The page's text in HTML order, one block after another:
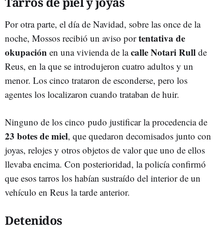
Por otra parte, el día de Navidad, sobre las once de la
noche, Mossos recibió un aviso portentativa de
okupación en una vivienda de lacalle Notari Rull de
Reus, en la que se introdujeron cuatro adultos y un
menor. Los cinco trataron de esconderse, pero los
agentes los localizaron cuando trataban de huir.
Ninguno de los cinco pudo justificar la procedencia de
23 botes de miel, que quedaron decomisados junto con
joyas, relojes y otros objetos de valor que uno de ellos
llevaba encima. Con posterioridad, la policía confirmó
que esos tarros los habían sustraído del interior de un
vehículo en Reus la tarde anterior.
Detenidos